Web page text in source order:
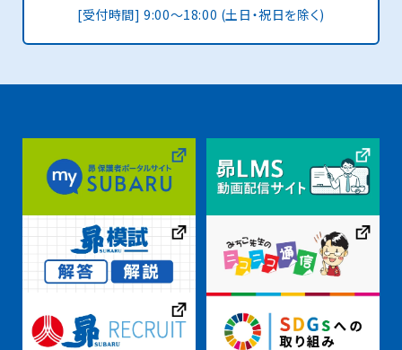
[受付時間] 9:00〜18:00 (土日・祝日を除く)